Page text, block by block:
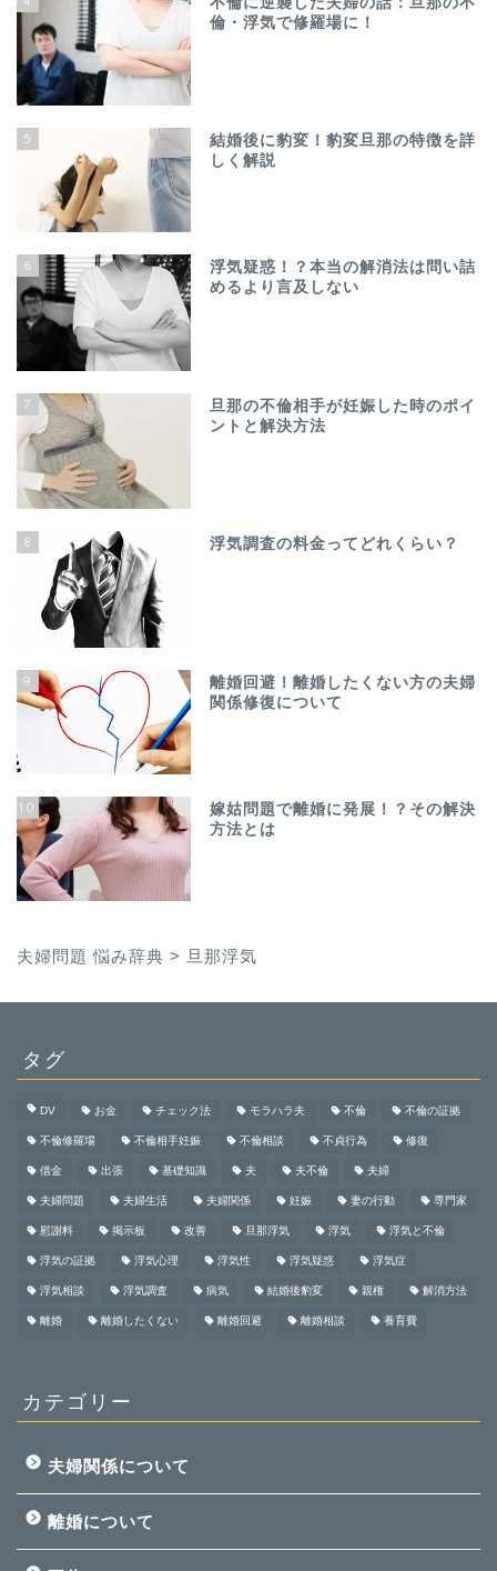
倫・浮気で修羅場に！
5
結婚後に豹変！豹変旦那の特徴を詳
しく解説
6
浮気疑惑！？本当の解消法は問い詰
めるより言及しない
7
旦那の不倫相手が妊娠した時のポイ
ントと解決方法
8 浮気調査の料金ってどれくらい？
9
離婚回避！離婚したくない方の夫婦
関係修復について
10
嫁姑問題で離婚に発展！？その解決
方法とは
夫婦問題 悩み辞典 > 旦那浮気
タグ
DV お金 チェック法 モラハラ夫 不倫 不倫の証拠
不倫修羅場 不倫相手妊娠 不倫相談 不貞行為 修復
借金 出張 基礎知識 夫 夫不倫 夫婦
夫婦問題 夫婦生活 夫婦関係 妊娠 妻の行動 専門家
慰謝料 掲示板 改善 旦那浮気 浮気 浮気と不倫
浮気の証拠 浮気心理 浮気性 浮気疑惑 浮気症
浮気相談 浮気調査 病気 結婚後豹変 親権 解消方法
離婚 離婚したくない 離婚回避 離婚相談 養育費
カテゴリー
夫婦関係について
離婚について